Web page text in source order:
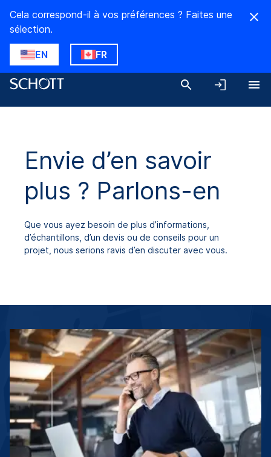
Cela correspond-il à vos préférences ? Faites une
sélection.
EN FR
Envie d’en savoir
plus ? Parlons-en
Que vous ayez besoin de plus d’informations,
d’échantillons, d’un devis ou de conseils pour un
projet, nous serions ravis d’en discuter avec vous.